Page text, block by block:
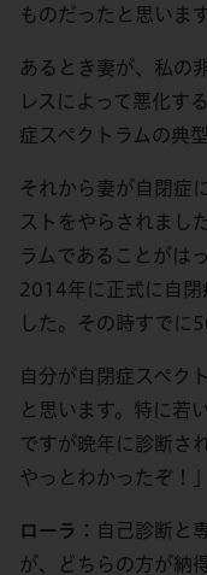
ものだったと思います
あるとき妻が、私の
レスによって悪化す
症スペクトラムの典型
それから妻が自閉症
ストをやらされまし
ラムであることがは
2014年に正式に自閉
した。その時すでに
自分が自閉症スペク
と思います。特に若
ですが晩年に診断さ
やっとわかったぞ！
ローラ
：自己診断と
が、どちらの方が納